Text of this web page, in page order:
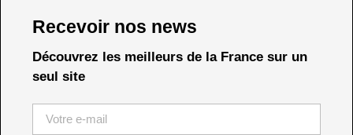
Recevoir nos news
Découvrez les meilleurs de la France sur un
seul site